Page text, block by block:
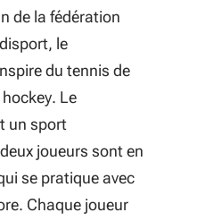
de la fédération
le
du tennis de
Le
un sport
joueurs sont en
se pratique avec
Chaque joueur